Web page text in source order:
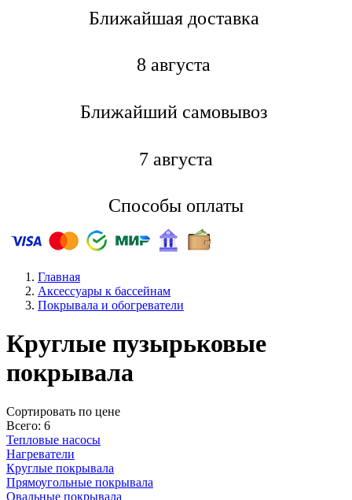
Ближайшая доставкa
8 августа
Ближайший самовывоз
7 августа
Способы оплаты
Главная
Аксессуары к бассейнам
Покрывала и обогреватели
Круглые пузырьковые
покрывала
Cортировать по цене
Всего: 6
Тепловые насосы
Нагреватели
Круглые покрывала
Прямоугольные покрывала
Овальные покрывала